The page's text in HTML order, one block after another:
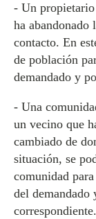
- Un
ha
contacto. En
de población
demandado y
- Una
un vecino que
cambiado de
situación, se
comunidad
del
correspondiente.